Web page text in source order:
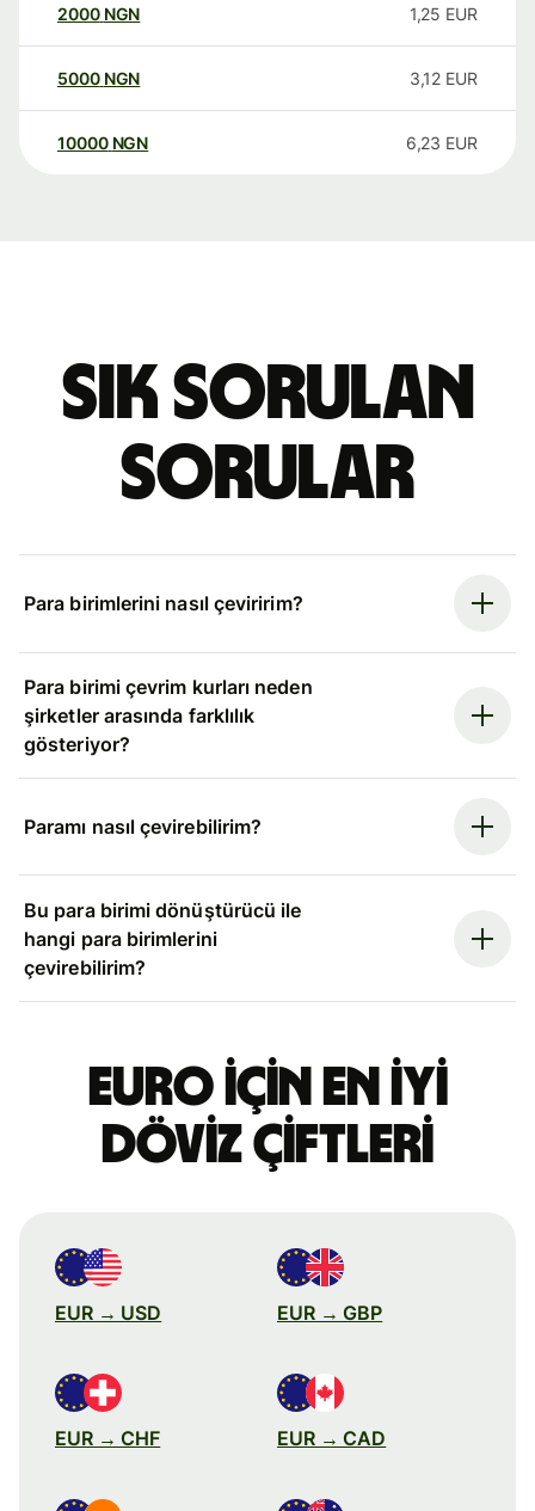
2000 NGN 1,25 EUR
5000 NGN 3,12 EUR
10000 NGN 6,23 EUR
Sık sorulan
sorular
Para birimlerini nasıl çeviririm?
Para birimi çevrim kurları neden
şirketler arasında farklılık
gösteriyor?
Paramı nasıl çevirebilirim?
Bu para birimi dönüştürücü ile
hangi para birimlerini
çevirebilirim?
Euro için en iyi
döviz çiftleri
EUR → USD EUR → GBP
EUR → CHF EUR → CAD